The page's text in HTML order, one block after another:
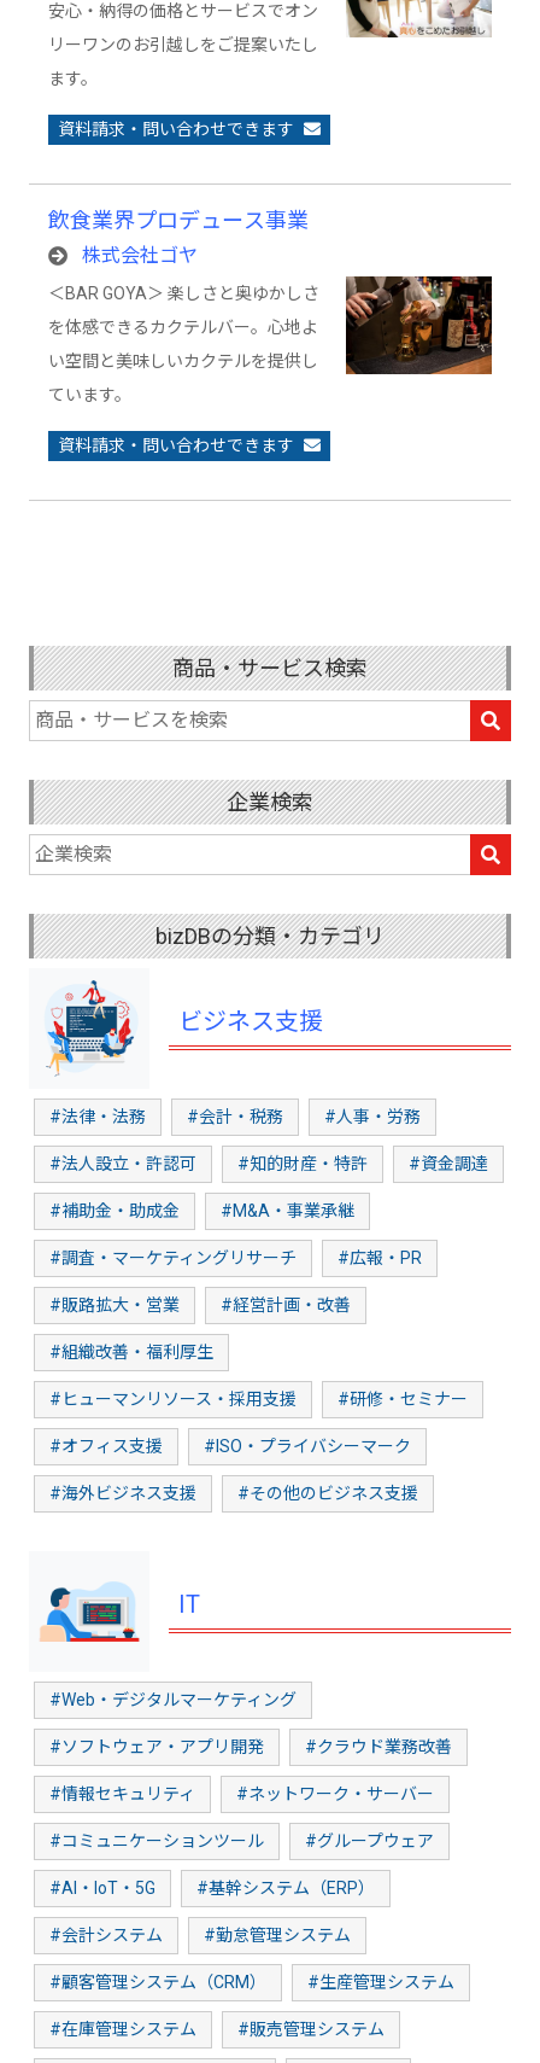
安心・納得の価格とサービスでオン
リーワンのお引越しをご提案いたし
ます。
資料請求・問い合わせできます
飲食業界プロデュース事業
株式会社ゴヤ
＜BAR GOYA＞ 楽しさと奥ゆかしさ
を体感できるカクテルバー。心地よ
い空間と美味しいカクテルを提供し
ています。
資料請求・問い合わせできます
商品・サービス検索
企業検索
bizDBの分類・カテゴリ
ビジネス支援
#法律・法務 #会計・税務 #人事・労務
#法人設立・許認可 #知的財産・特許 #資金調達
#補助金・助成金 #M&A・事業承継
#調査・マーケティングリサーチ #広報・PR
#販路拡大・営業 #経営計画・改善
#組織改善・福利厚生
#ヒューマンリソース・採用支援 #研修・セミナー
#オフィス支援 #ISO・プライバシーマーク
#海外ビジネス支援 #その他のビジネス支援
IT
#Web・デジタルマーケティング
#ソフトウェア・アプリ開発 #クラウド業務改善
#情報セキュリティ #ネットワーク・サーバー
#コミュニケーションツール #グループウェア
#AI・IoT・5G #基幹システム（ERP）
#会計システム #勤怠管理システム
#顧客管理システム（CRM） #生産管理システム
#在庫管理システム #販売管理システム